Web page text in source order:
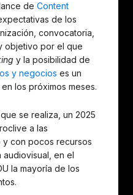
de Content
de los
convocatoria,
objetivo por el que
y la posibilidad de
y negocios es un
los próximos meses.
se realiza, un 2025
a las
con pocos recursos
en el
la mayoría de los